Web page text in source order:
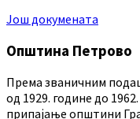
Још докумената
Општина Петрово
Према званичним
од 1929. године до
припајање општини